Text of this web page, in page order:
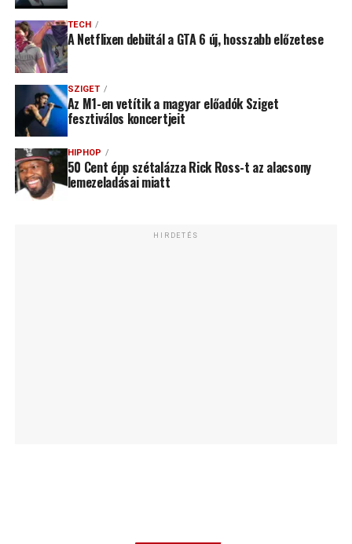
TECH
A Netflixen debütál a GTA 6 új, hosszabb előzetese
SZIGET
Az M1-en vetítik a magyar előadók Sziget
fesztiválos koncertjeit
HIPHOP
50 Cent épp szétalázza Rick Ross-t az alacsony
lemezeladásai miatt
HIRDETÉS